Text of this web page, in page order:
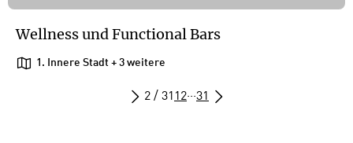
Wellness und Functional Bars
1. Innere Stadt + 3 weitere
2 / 31 1 2···31